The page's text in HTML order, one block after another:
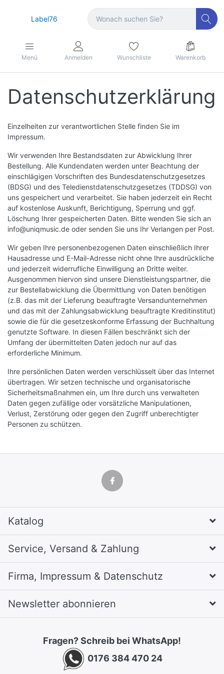
Label76
Menü Anmelden Wunschliste Warenkorb
Datenschutzerklärung
Einzelheiten zur verantwortlichen Stelle finden Sie im
Impressum.
Wir verwenden Ihre Bestandsdaten zur Abwicklung Ihrer
Bestellung. Alle Kundendaten werden unter Beachtung der
einschlägigen Vorschriften des Bundesdatenschutzgesetzes
(BDSG) und des Teledienstdatenschutzgesetzes (TDDSG) von
uns gespeichert und verarbeitet. Sie haben jederzeit ein Recht
auf kostenlose Auskunft, Berichtigung, Sperrung und ggf.
Löschung Ihrer gespeicherten Daten. Bitte wenden Sie sich an
info@uniqmusic.de oder senden Sie uns Ihr Verlangen per Post.
Wir geben Ihre personenbezogenen Daten einschließlich Ihrer
Hausadresse und E-Mail-Adresse nicht ohne Ihre ausdrückliche
und jederzeit widerrufliche Einwilligung an Dritte weiter.
Ausgenommen hiervon sind unsere Dienstleistungspartner, die
zur Bestellabwicklung die Übermittlung von Daten benötigen
(z.B. das mit der Lieferung beauftragte Versandunternehmen
und das mit der Zahlungsabwicklung beauftragte Kreditinstitut)
sowie die für die gesetzeskonforme Erfassung der Buchhaltung
genutzte Software. In diesen Fällen beschränkt sich der
Umfang der übermittelten Daten jedoch nur auf das
erforderliche Minimum.
Ihre persönlichen Daten werden verschlüsselt über das Internet
übertragen. Wir setzen technische und organisatorische
Sicherheitsmaßnahmen ein, um Ihre durch uns verwalteten
Daten gegen zufällige oder vorsätzliche Manipulationen,
Verlust, Zerstörung oder gegen den Zugriff unberechtigter
Personen zu schützen.
Katalog
Service, Versand & Zahlung
Firma, Impressum & Datenschutz
Newsletter abonnieren
Fragen? Schreib bei WhatsApp!
0176 384 470 24